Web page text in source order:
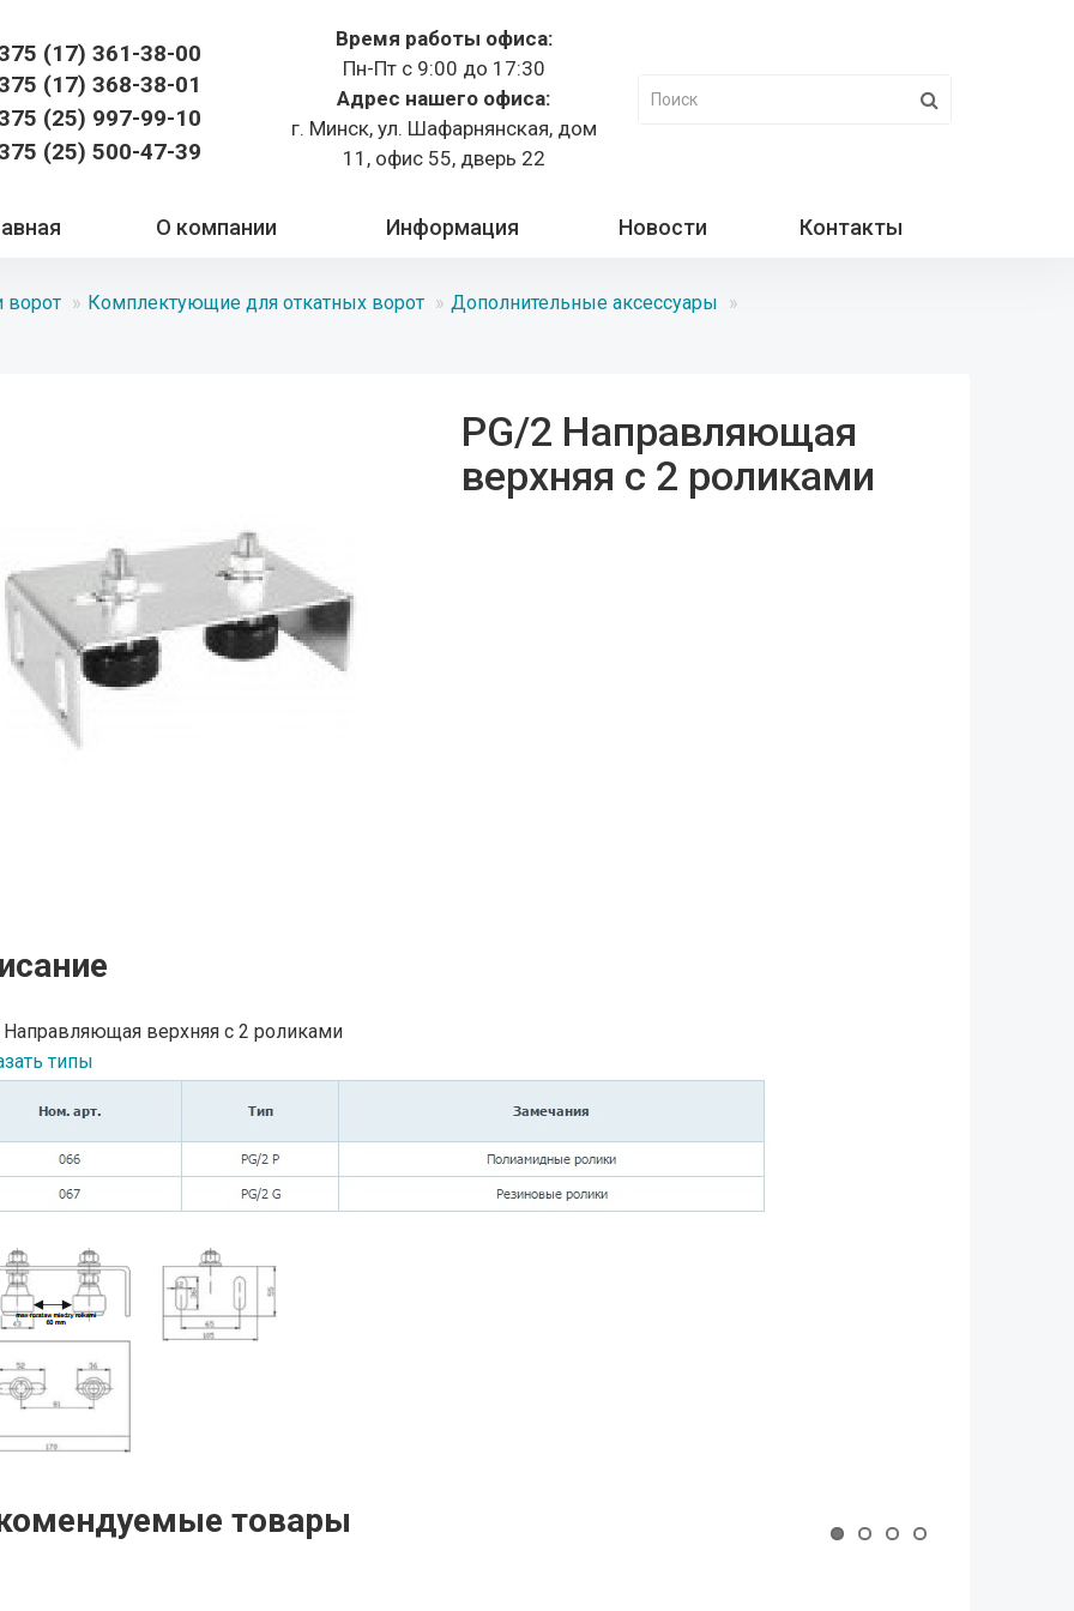
(17) 361-38-00
(17) 368-38-01
(25) 997-99-10
(25) 500-47-39
Время работы офиса:
Пн-Пт с 9:00 до 17:30
Адрес нашего офиса:
г. Минск, ул. Шафарнянская, дом
11, офис 55, дверь 22
О компании Информация Новости Контакты
ворот Комплектующие для откатных ворот Дополнительные аксессуары
PG/2 Направляющая
верхняя с 2 роликами
верхняя с 2 роликами
типы
товары